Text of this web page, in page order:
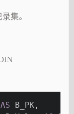
集。
AS B_PK,